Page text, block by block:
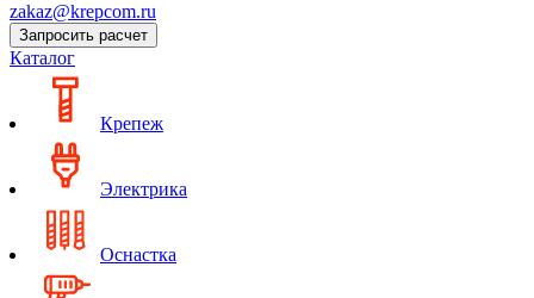
zakaz@krepcom.ru
Запросить расчет
Каталог
Крепеж
Электрика
Оснастка